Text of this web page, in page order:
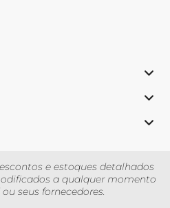
e estoques detalhados
a qualquer momento
seus fornecedores.